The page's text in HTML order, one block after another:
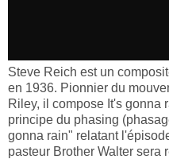
Steve Reich est un
en 1936. Pionnier du
Riley, il compose It's gonna
principe du phasing
gonna rain" relatant
pasteur Brother Walter sera